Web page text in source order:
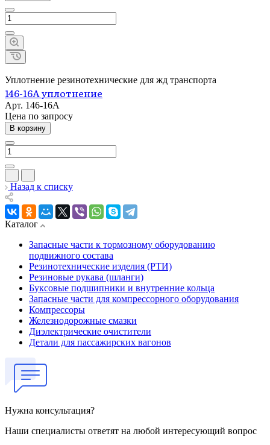
Уплотнение резинотехнические для жд транспорта
146-16А уплотнение
Арт. 146-16А
Цена по запросу
В корзину
Назад к списку
Каталог
Запасные части к тормозному оборудованию
подвижного состава
Резинотехнические изделия (РТИ)
Резиновые рукава (шланги)
Буксовые подшипники и внутренние кольца
Запасные части для компрессорного оборудования
Компрессоры
Железнодорожные смазки
Диэлектрические очистители
Детали для пассажирских вагонов
Нужна консультация?
Наши специалисты ответят на любой интересующий вопрос